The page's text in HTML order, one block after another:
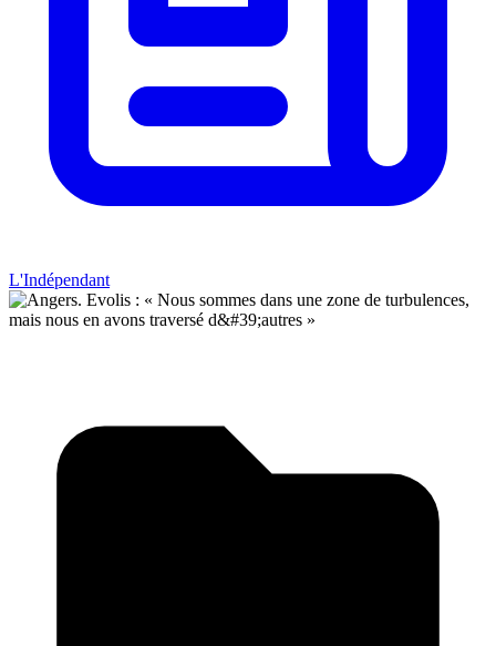
L'Indépendant